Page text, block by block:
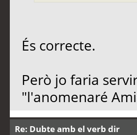
És correcte.
Però jo faria
"l'anomenaré
Re: Dubte amb el verb dir